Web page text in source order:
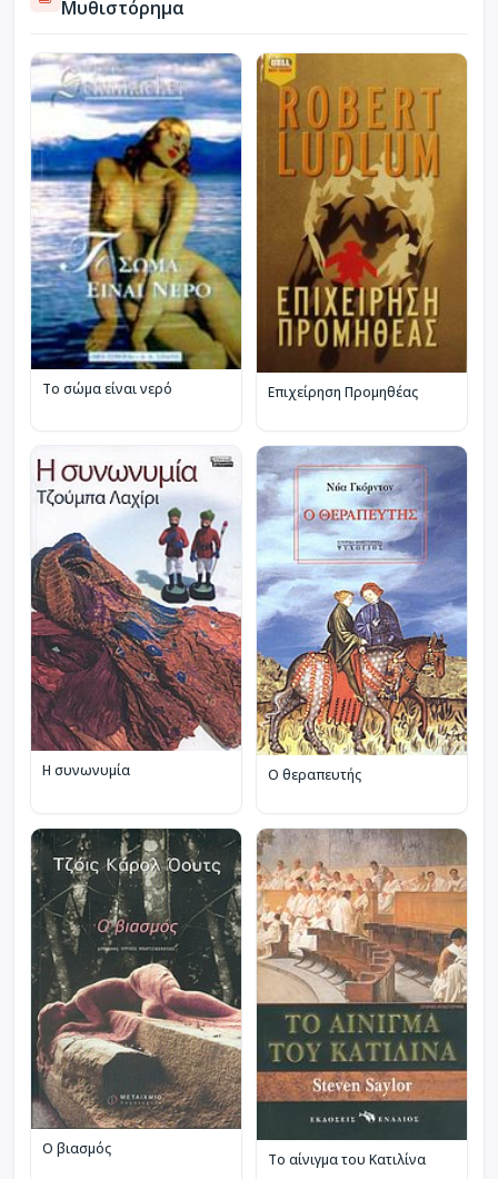
Μυθιστόρημα
Το σώμα είναι νερό Επιχείρηση Προμηθέας
Η συνωνυμία Ο θεραπευτής
Ο βιασμός
Το αίνιγμα του Κατιλίνα